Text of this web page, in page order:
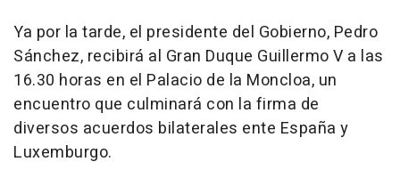
Ya por la tarde, el presidente del Gobierno, Pedro
Sánchez, recibirá al Gran Duque Guillermo V a las
16.30 horas en el Palacio de la Moncloa, un
encuentro que culminará con la firma de
diversos acuerdos bilaterales ente España y
Luxemburgo.